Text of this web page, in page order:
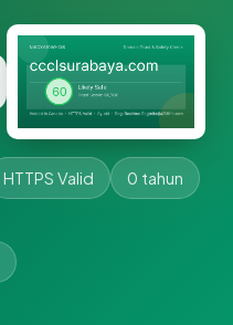
HTTPS Valid 0 tahun